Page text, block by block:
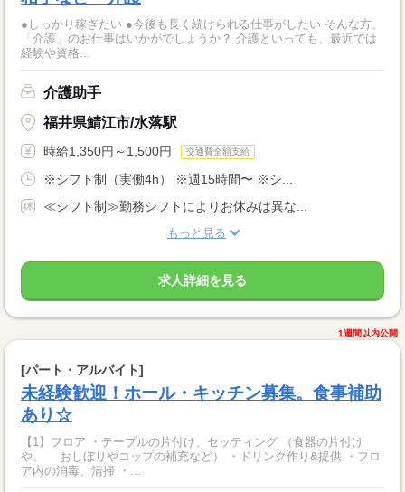
●しっかり稼ぎたい ●今後も長く続けられる仕事がしたい そんな方、
「介護」のお仕事はいかがでしょうか？ 介護といっても、最近では
経験や資格...
介護助手
福井県鯖江市/水落駅
時給1,350円～1,500円 交通費全額支給
※シフト制（実働4h） ※週15時間〜 ※シ...
≪シフト制≫勤務シフトによりお休みは異な...
もっと見る
求人詳細を見る
1週間以内公開
[パート・アルバイト]
未経験歓迎！ホール・キッチン募集。食事補助
あり☆
【1】フロア ・テーブルの片付け、セッティング （食器の片付け
や、 おしぼりやコップの補充など） ・ドリンク作り&提供 ・フロ
ア内の消毒、清掃 ・...